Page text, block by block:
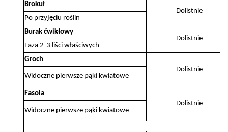
Brokuł
Dolistnie
Po przyjęciu roślin
Burak ćwikłowy
Dolistnie
Faza 2-3 liści właściwych
Groch
Dolistnie
Widoczne pierwsze pąki kwiatowe
Fasola
Dolistnie
Widoczne pierwsze pąki kwiatowe